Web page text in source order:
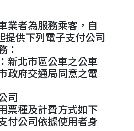
業者為服務乘客，自
提供下列電子支付公司
：
新北市區公車之公車
政府交通局同意之電
司
票種及計費方式如下
付公司依據使用者身